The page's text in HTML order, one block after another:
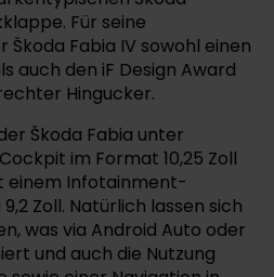
Für seine
Fabia IV sowohl einen
auch den iF Design Award
Hingucker.
Škoda Fabia unter
im Format 10,25 Zoll
einem Infotainment-
Zoll. Natürlich lassen sich
was via Android Auto oder
und auch die Nutzung